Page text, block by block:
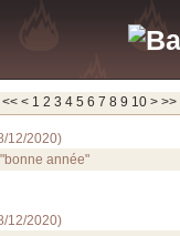
<< < 1 2 3 4 5 6 7 8 9 10 20
30
40
50
60
70
> >>
12/2020)
année"
12/2020)